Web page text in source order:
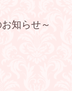
知らせ～